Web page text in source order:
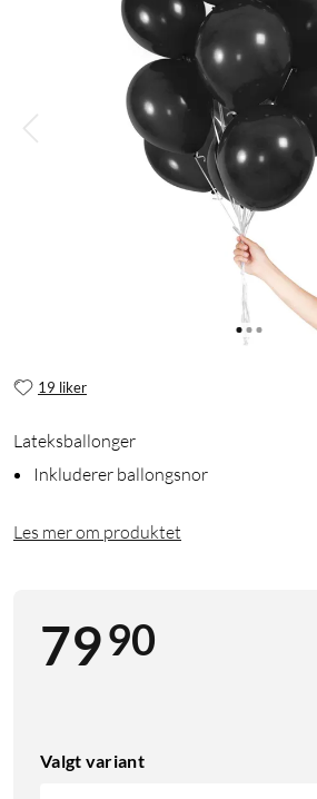
19 liker
Lateksballonger
Inkluderer ballongsnor
Les mer om produktet
7990
Valgt variant